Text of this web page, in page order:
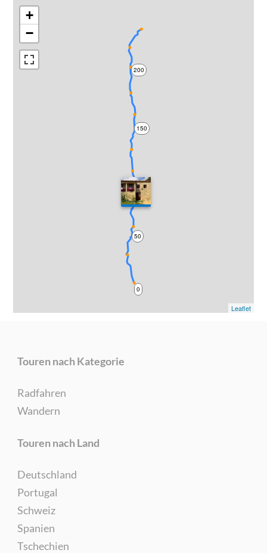
0
50
100
150
200
+
−
Leaflet
Touren nach Kategorie
Radfahren
Wandern
Touren nach Land
Deutschland
Portugal
Schweiz
Spanien
Tschechien